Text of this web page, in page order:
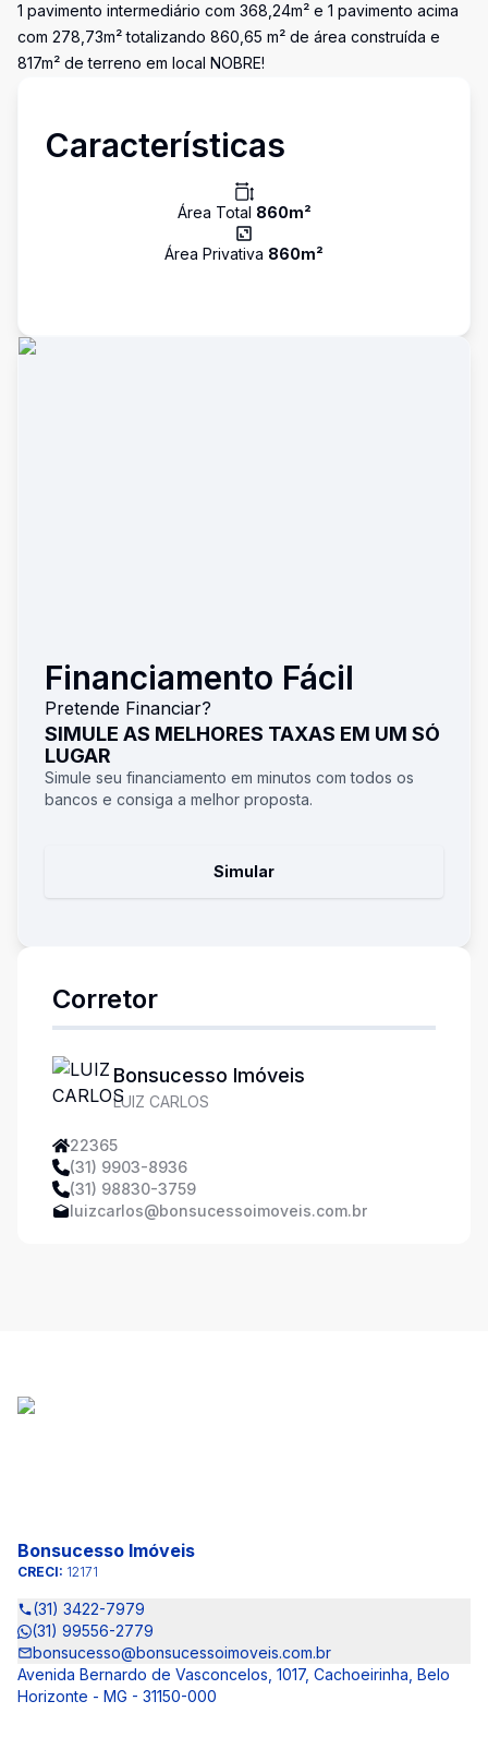
1 pavimento intermediário com 368,24m² e 1 pavimento acima
com 278,73m² totalizando 860,65 m² de área construída e
817m² de terreno em local NOBRE!
Características
Área Total 860m²
Área Privativa 860m²
Financiamento Fácil
Pretende Financiar?
SIMULE AS MELHORES TAXAS EM UM SÓ
LUGAR
Simule seu financiamento em minutos com todos os
bancos e consiga a melhor proposta.
Simular
Corretor
Bonsucesso Imóveis
LUIZ CARLOS
22365
(31) 9903-8936
(31) 98830-3759
luizcarlos@bonsucessoimoveis.com.br
Bonsucesso Imóveis
CRECI: 12171
(31) 3422-7979
(31) 99556-2779
bonsucesso@bonsucessoimoveis.com.br
Avenida Bernardo de Vasconcelos, 1017, Cachoeirinha, Belo
Horizonte - MG - 31150-000